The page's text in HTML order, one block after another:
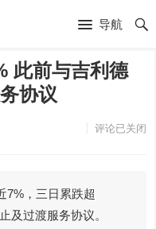
导航
此前与吉利德
协议
评论已关闭
，三日累跌超
及过渡服务协议。